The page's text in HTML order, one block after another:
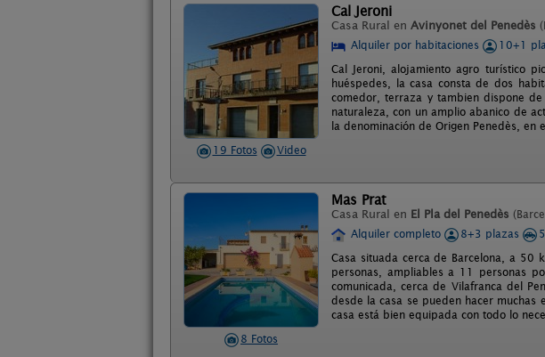
19 Fotos Video
Cal Jeroni
Casa Rural en Avinyonet del Penedès
Alquiler por habitaciones
10+1
Cal Jeroni, alojamiento agro turístico
huéspedes, la casa consta de dos
comedor, terraza y tambien dispone
naturaleza, con un amplio abanico de
la denominación de Origen Penedès, en
8 Fotos
Mas Prat
Casa Rural en El Pla del Penedès
Alquiler completo
8+3 plazas
Casa situada cerca de Barcelona, a
personas, ampliables a 11 personas
comunicada, cerca de Vilafranca del
desde la casa se pueden hacer muchas
casa está bien equipada con todo lo